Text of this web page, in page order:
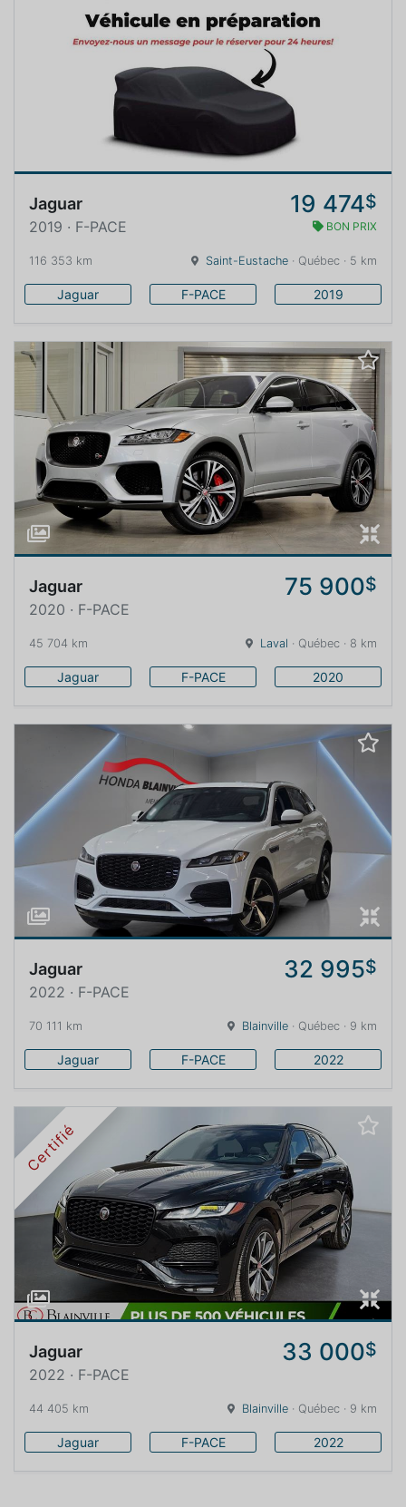
Jaguar 19 474$
2019 · F-PACE BON PRIX
116 353 km Saint-Eustache · Québec · 5 km
Jaguar F-PACE 2019
Jaguar 75 900$
2020 · F-PACE
45 704 km Laval · Québec · 8 km
Jaguar F-PACE 2020
Jaguar 32 995$
2022 · F-PACE
70 111 km Blainville · Québec · 9 km
Jaguar F-PACE 2022
Certifié
Jaguar 33 000$
2022 · F-PACE
44 405 km Blainville · Québec · 9 km
Jaguar F-PACE 2022